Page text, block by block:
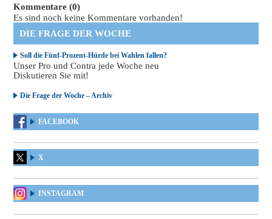
Kommentare (0)
Es sind noch keine Kommentare vorhanden!
DIE FRAGE DER WOCHE
Soll die Fünf-Prozent-Hürde bei Wahlen fallen?
Unser Pro und Contra jede Woche neu
Diskutieren Sie mit!
Die Frage der Woche – Archiv
FACEBOOK
X
INSTAGRAM